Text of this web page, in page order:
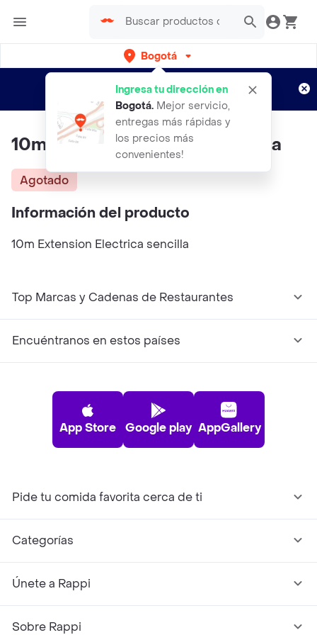
Bogotá
Ingresa tu dirección en
Bogotá. Mejor servicio,
entregas más rápidas y
los precios más
convenientes!
envíos gratis por semanas
Aplican TyC
10m Extension Electrica Sencilla
Agotado
Información del producto
10m Extension Electrica sencilla
Top Marcas y Cadenas de Restaurantes
Encuéntranos en estos países
App Store Google play AppGallery
Pide tu comida favorita cerca de ti
Categorías
Únete a Rappi
Sobre Rappi